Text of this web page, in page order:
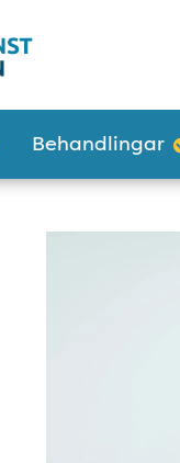
Behandlingar